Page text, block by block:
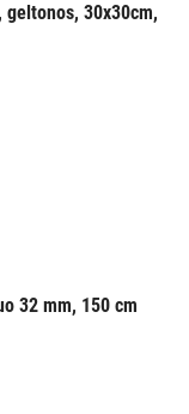
30x30cm,
32 mm, 150 cm